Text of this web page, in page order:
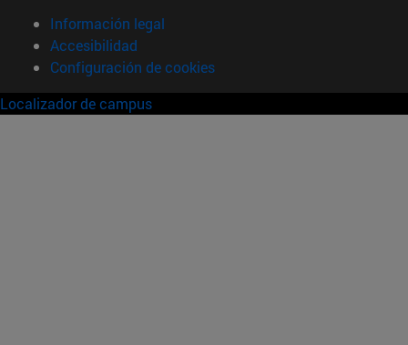
Información legal
Accesibilidad
Configuración de cookies
Localizador de campus